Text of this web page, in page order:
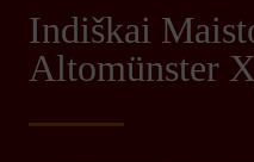
Indiškai
Altomünster